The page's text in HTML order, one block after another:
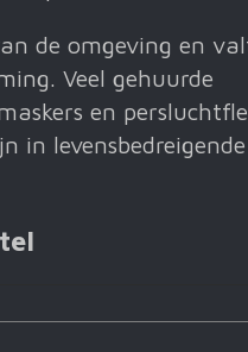
de omgeving en
Veel gehuurde
en
in levensbedreigende